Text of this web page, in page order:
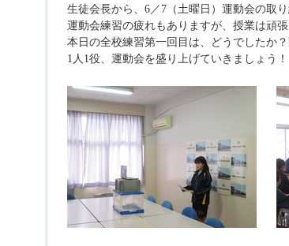
生徒会長から、6／7（土曜日）運動会の取
運動会練習の疲れもありますが、授業は頑
本日の全校練習第一回目は、どうでしたか
1人1役、運動会を盛り上げていきましょう！